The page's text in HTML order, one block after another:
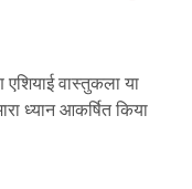
वास्तुकला या
ध्यान आकर्षित किया